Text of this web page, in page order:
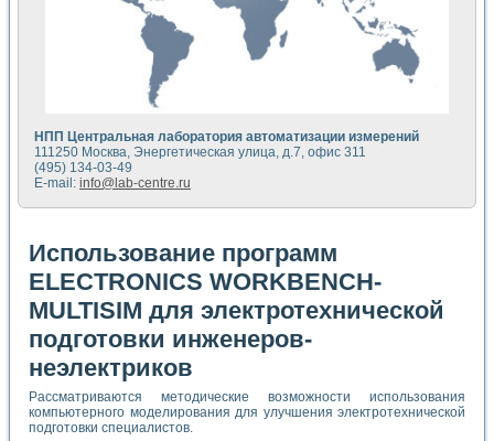
НПП Центральная лаборатория автоматизации измерений
111250 Москва, Энергетическая улица, д.7, офис 311
(495) 134-03-49
E-mail: info@lab-centre.ru
Использование программ
ELECTRONICS WORKBENCH-
MULTISIM для электротехнической
подготовки инженеров-
неэлектриков
Рассматриваются методические возможности использования
компьютерного моделирования для улучшения электротехнической
подготовки специалистов.